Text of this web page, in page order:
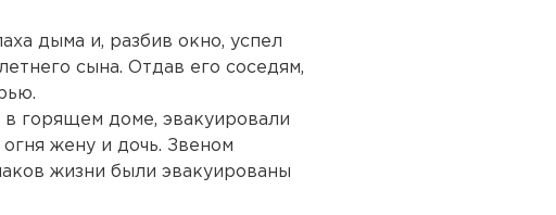
дыма и, разбив окно, успел
сына. Отдав его соседям,
горящем доме, эвакуировали
жену и дочь. Звеном
жизни были эвакуированы